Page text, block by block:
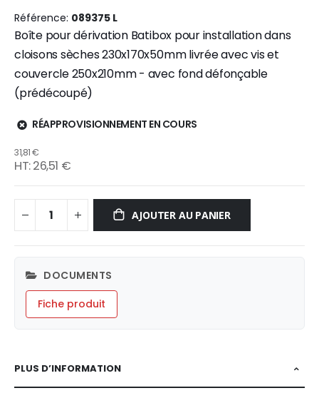
Référence 089375 L
Boîte pour dérivation Batibox pour installation dans
cloisons sèches 230x170x50mm livrée avec vis et
couvercle 250x210mm - avec fond défonçable
(prédécoupé)
RÉAPPROVISIONNEMENT EN COURS
31,81 €
26,51 €
AJOUTER AU PANIER
DOCUMENTS
Fiche produit
PLUS D’INFORMATION